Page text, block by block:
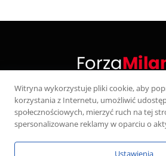
X
(Twitter)
KONTAKT POLITYKA
Witryna wykorzystuje pliki cookie, aby
korzystania z Internetu, umożliwić
społecznościowych, mierzyć ruch na tej
spersonalizowane reklamy w oparciu o
Ustawienia